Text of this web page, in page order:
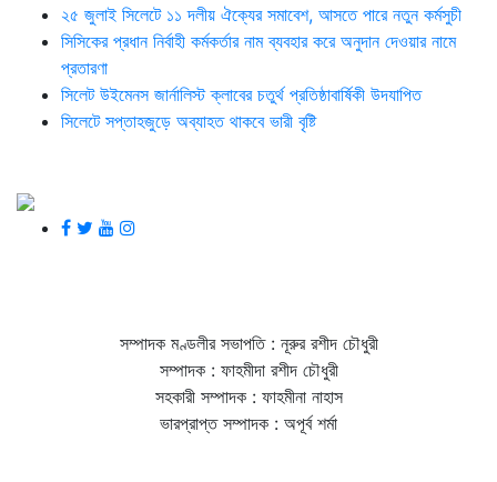
২৫ জুলাই সিলেটে ১১ দলীয় ঐক্যের সমাবেশ, আসতে পারে নতুন কর্মসুচী
সিসিকের প্রধান নির্বাহী কর্মকর্তার নাম ব্যবহার করে অনুদান দেওয়ার নামে
প্রতারণা
সিলেট উইমেনস জার্নালিস্ট ক্লাবের চতুর্থ প্রতিষ্ঠাবার্ষিকী উদযাপিত
সিলেটে সপ্তাহজুড়ে অব্যাহত থাকবে ভারী বৃষ্টি
সম্পাদক মণ্ডলীর সভাপতি : নূরুর রশীদ চৌধুরী
সম্পাদক : ফাহমীদা রশীদ চৌধুরী
সহকারী সম্পাদক : ফাহমীনা নাহাস
ভারপ্রাপ্ত সম্পাদক : অপূর্ব শর্মা